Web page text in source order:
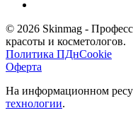
© 2026 Skinmag -
красоты и косметологов.
Политика ПДнCookie
Оферта
На информационном
технологии.